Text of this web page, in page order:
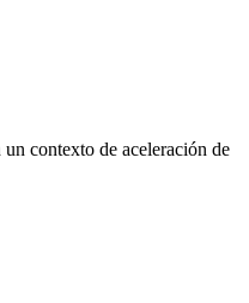
contexto de aceleración de